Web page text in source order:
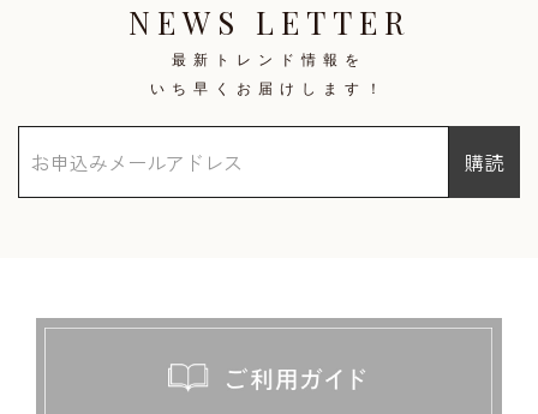
NEWS LETTER
最新トレンド情報を
いち早くお届けします！